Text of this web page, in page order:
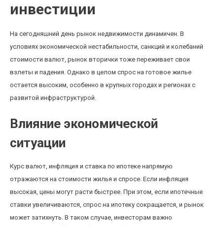
инвестиции
На сегодняшний день рынок недвижимости динамичен. В
условиях экономической нестабильности, санкций и колебаний
стоимости валют, рынок вторички тоже переживает свои
взлеты и падения. Однако в целом спрос на готовое жилье
остается высоким, особенно в крупных городах и регионах с
развитой инфраструктурой.
Влияние экономической
ситуации
Курс валют, инфляция и ставка по ипотеке напрямую
отражаются на стоимости жилья и спросе. Если инфляция
высокая, цены могут расти быстрее. При этом, если ипотечные
ставки увеличиваются, спрос на ипотеку сокращается, и рынок
может затихнуть. В таком случае, инвесторам важно